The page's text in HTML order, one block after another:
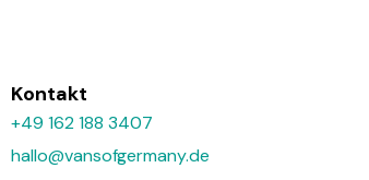
Kontakt
+49 162 188 3407
hallo@vansofgermany.de